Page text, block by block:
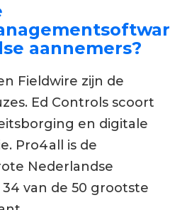
aannemers?
Fieldwire zijn de
Ed Controls scoort
en digitale
Pro4all is de
Nederlandse
van de 50 grootste